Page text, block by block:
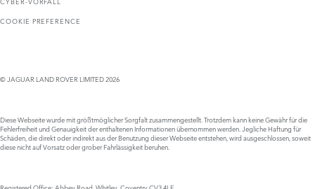
COOKIE PREFERENCE
© JAGUAR LAND ROVER LIMITED 2026
Diese Webseite wurde mit größtmöglicher Sorgfalt zusammengestellt. Trotzdem kann keine Gewähr für die
Fehlerfreiheit und Genauigkeit der enthaltenen Informationen übernommen werden. Jegliche Haftung für
Schäden, die direkt oder indirekt aus der Benutzung dieser Webseite entstehen, wird ausgeschlossen, soweit
diese nicht auf Vorsatz oder grober Fahrlässigkeit beruhen.